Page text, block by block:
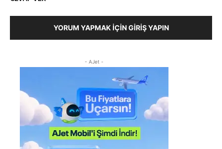
YORUM YAPMAK İÇIN GIRIŞ YAPIN
- AJet -